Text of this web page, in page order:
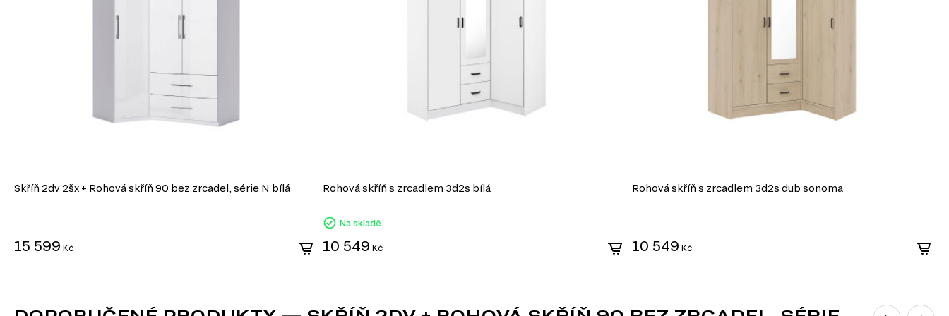
Skříň 2dv 2šx + Rohová skříň 90 bez zrcadel, série N bílá
15 599 Kč
Rohová skříň s zrcadlem 3d2s bílá
Na skladě
10 549 Kč
Rohová skříň s zrcadlem 3d2s dub sonoma
10 549 Kč